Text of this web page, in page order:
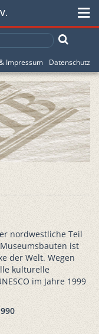
Impressum Datenschutz
nordwestliche Teil
ist
der Welt. Wegen
kulturelle
im Jahre 1999